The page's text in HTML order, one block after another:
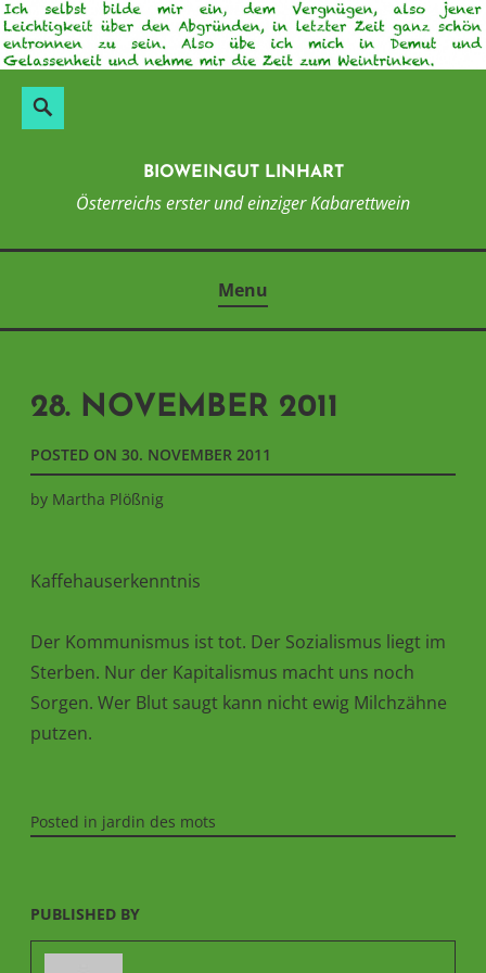
Skip
to
content
Search
BIOWEINGUT LINHART
Österreichs erster und einziger Kabarettwein
Menu
28. NOVEMBER 2011
POSTED ON 30. NOVEMBER 2011
by Martha Plößnig
Kaffehauserkenntnis
Der Kommunismus ist tot. Der Sozialismus liegt im
Sterben. Nur der Kapitalismus macht uns noch
Sorgen. Wer Blut saugt kann nicht ewig Milchzähne
putzen.
Posted in jardin des mots
PUBLISHED BY